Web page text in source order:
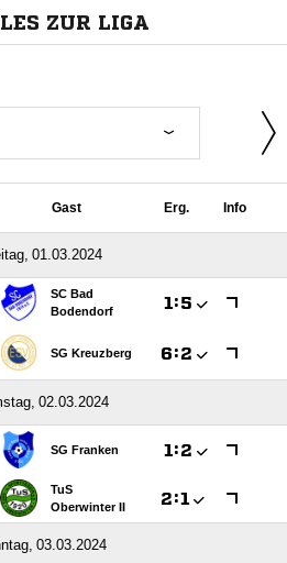
ZUR LIGA
Gast Erg. Info

SC Bad
Bodendorf
 :
SG Kreuzberg :

SG Franken  :
TuS
Oberwinter II
:
